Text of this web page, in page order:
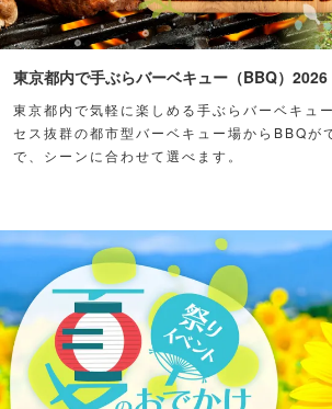
東京都内で手ぶらバーベキュー（BBQ）2026
東京都内で気軽に楽しめる手ぶらバーベキュ
セス抜群の都市型バーベキュー場からBBQが
で、シーンに合わせて選べます。